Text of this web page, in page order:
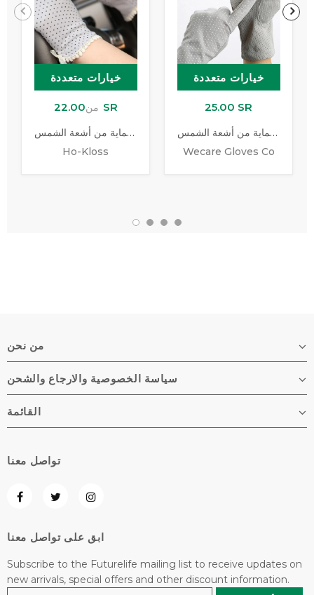
خيارات متعددة
من 22.00 SR
قفاز للحماية من أشعة الشمس
Ho-Kloss
خيارات متعددة
25.00 SR
قفازات القيادة للحماية من أشعة الشمس
Wecare Gloves Co
من نحن
سياسة الخصوصية والارجاع والشحن
القائمة
تواصل معنا
ابق على تواصل معنا
Subscribe to the Futurelife mailing list to receive updates on
new arrivals, special offers and other discount information.